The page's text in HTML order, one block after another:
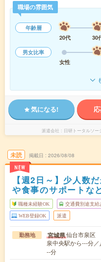
職場の雰囲気
年齢層
20代
30
男女比率
女性
気になる!
派遣会社 日研トータルソ
未読
NEW
掲載日 2026/08/08
【週2日～】少人数
や食事のサポートな
職種未経験OK 交通費別途支給
WEB登録OK 派遣
勤務地 宮城県仙台市泉区
泉中央駅から---分
--分